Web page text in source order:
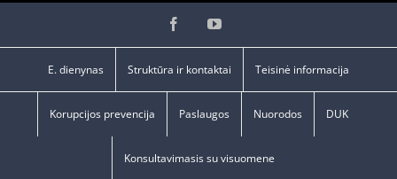
FacebookYouTube
E. dienynas Struktūra ir kontaktai Teisinė informacija
Korupcijos prevencija Paslaugos Nuorodos DUK
Konsultavimasis su visuomene